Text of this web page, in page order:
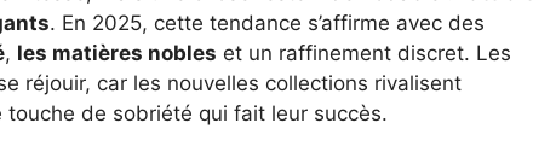
. En 2025, cette tendance s’affirme avec des
, les matières nobles et un raffinement discret. Les
réjouir, car les nouvelles collections rivalisent
de sobriété qui fait leur succès.